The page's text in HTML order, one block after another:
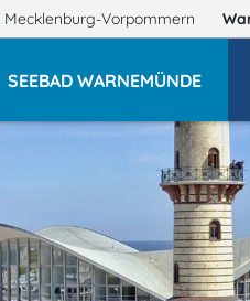
Mecklenburg-Vorpommern
SEEBAD WARNEMÜNDE